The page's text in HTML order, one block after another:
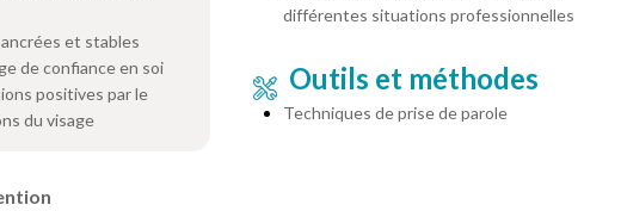
et stables
de confiance en soi
positives par le
du visage
différentes situations professionnelles
Outils et méthodes
Techniques de prise de parole